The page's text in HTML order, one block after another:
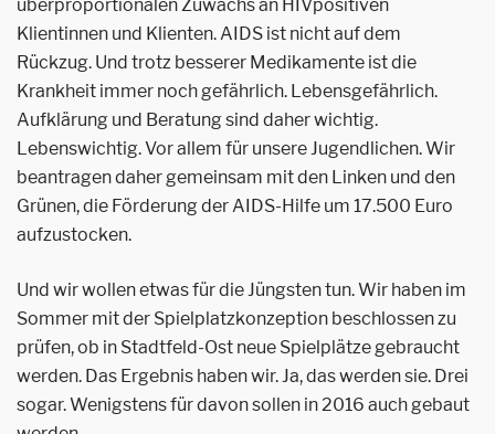
überproportionalen Zuwachs an HIV­positiven
Klientinnen und Klienten. AIDS ist nicht auf dem
Rückzug. Und trotz besserer Medikamente ist die
Krankheit immer noch gefährlich. Lebensgefährlich.
Aufklärung und Beratung sind daher wichtig.
Lebenswichtig. Vor allem für unsere Jugendlichen. Wir
beantragen daher gemeinsam mit den Linken und den
Grünen, die Förderung der AIDS-Hilfe um 17.500 Euro
aufzustocken.
Und wir wollen etwas für die Jüngsten tun. Wir haben im
Sommer mit der Spielplatzkonzeption beschlossen zu
prüfen, ob in Stadtfeld-Ost neue Spielplätze gebraucht
werden. Das Ergebnis haben wir. Ja, das werden sie. Drei
sogar. Wenigstens für davon sollen in 2016 auch gebaut